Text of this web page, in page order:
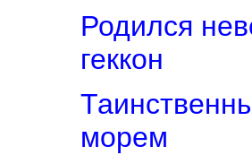
Родился
геккон
морем